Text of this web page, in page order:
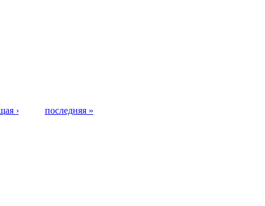
› последняя »